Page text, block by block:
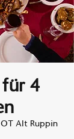
für 4
Alt Ruppin